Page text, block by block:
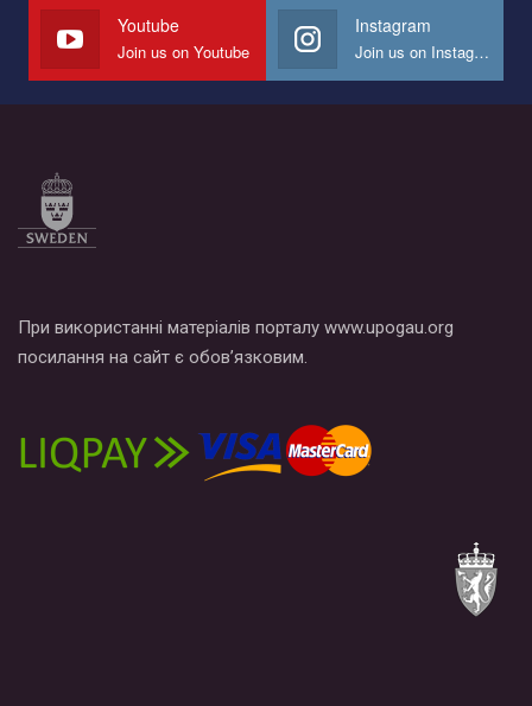
СОГИ в Украине.
Все, что вам нужно сделать - это зайти на наш канал YouTube
по этой ссылке и поставить лайк под видео.
Youtube
Join us on Youtube
Instagram
Join us on Instagram
При використанні матеріалів порталу www.upogau.org
посилання на сайт є обов’язковим.